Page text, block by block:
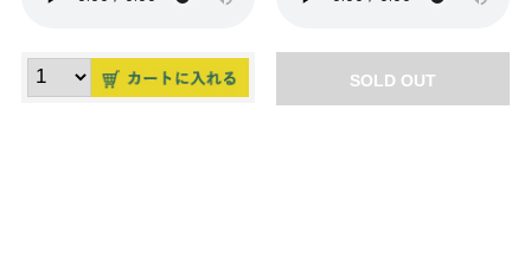
SOLD OUT